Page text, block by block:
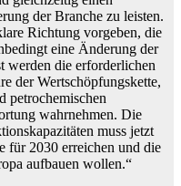
der Branche zu leisten.
Richtung vorgeben, die
eine Änderung der
werden die erforderlichen
der Wertschöpfungskette,
petrochemischen
wahrnehmen. Die
muss jetzt
für 2030 erreichen und die
aufbauen wollen.“